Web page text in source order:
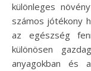
különleges
számos jótékony
az egészség
különösen
anyagokban és